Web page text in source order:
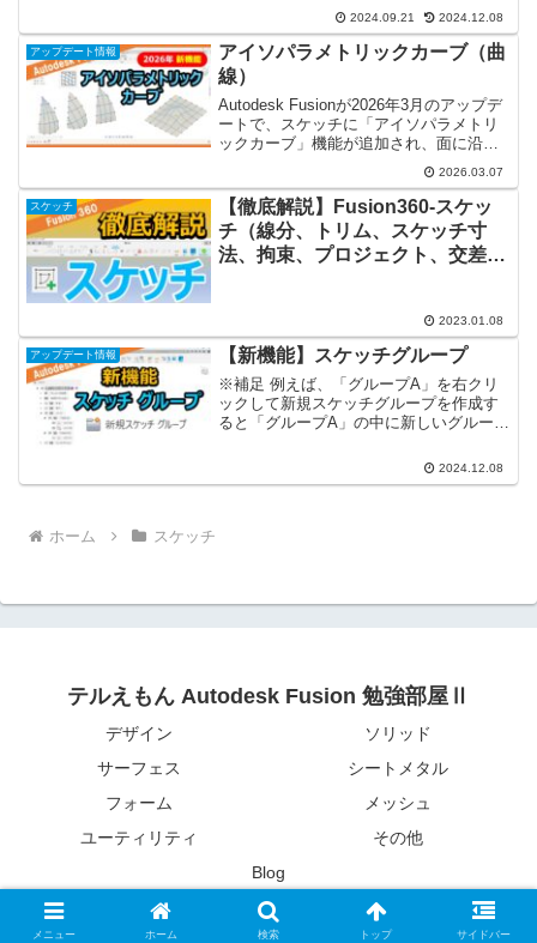
2024.09.21 2024.12.08
アップデート情報
アイソパラメトリックカーブ（曲
線）
Autodesk Fusionが2026年3月のアップデ
ートで、スケッチに「アイソパラメトリ
ックカーブ」機能が追加され、面に沿っ
て縦(u)と横(v)方向に線を作成できるよう
になりました。アイソパラメトリックカ
ーブ（曲線）は、単なる面に網目（...
2026.03.07
スケッチ
【徹底解説】Fusion360-スケッ
チ（線分、トリム、スケッチ寸
法、拘束、プロジェクト、交差、
2023.01.08
アップデート情報 【新機能】スケッチグループ
※補足 例えば、「グループA」を右クリ
ックして新規スケッチグループを作成す
ると「グループA」の中に新しいグループ
2024.12.08
ホーム スケッチ
テルえもん Autodesk Fusion 勉強部屋Ⅱ
デザイン
ソリッド
サーフェス
シートメタル
フォーム
メッシュ
ユーティリティ
その他
Blog
© 2019-2026 テルえもん Autodesk Fusion 勉強部屋Ⅱ.
メニュー ホーム 検索 トップ サイドバー